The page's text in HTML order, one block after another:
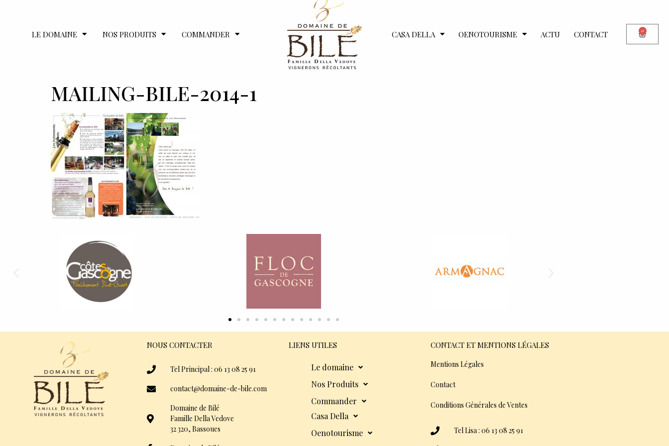
LE DOMAINE NOS PRODUITS COMMANDER CASA DELLA OENOTOURISME ACTU CONTACT 0
MAILING-BILE-2014-1
NOUS CONTACTER
Tel Principal : 06 13 08 25 91
contact@domaine-de-bile.com
Domaine de Bilé
Famille Della Vedove
32 320, Bassoues
LIENS UTILES
Le domaine
Nos Produits
Commander
Casa Della
Oenotourisme
CONTACT ET MENTIONS LÉGALES
Mentions Légales
Contact
Conditions Générales de Ventes
Tel Lisa : 06 13 08 25 91